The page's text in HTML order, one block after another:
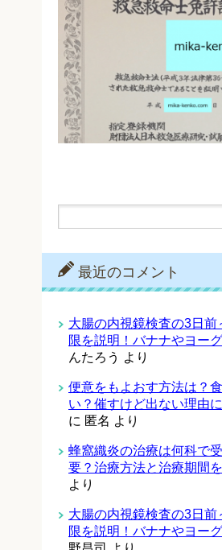
最近のコメント
大腸の内視鏡検査の3日前
限を説明！バナナやヨー
んたろう より
便意をもよおす方法は？
い？催すけど出ない理由
に 匿名 より
蜂窩織炎の治療は何科で
要？治療方法と治療期間を
より
大腸の内視鏡検査の3日前
限を説明！バナナやヨー